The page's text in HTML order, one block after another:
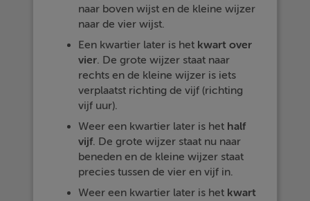
naar boven wijst en de kleine wijzer
naar de vier wijst.
Een kwartier later is het kwart over
vier. De grote wijzer staat naar
rechts en de kleine wijzer is iets
verplaatst richting de vijf (richting
vijf uur).
Weer een kwartier later is het half
vijf. De grote wijzer staat nu naar
beneden en de kleine wijzer staat
precies tussen de vier en vijf in.
Weer een kwartier later is het kwart